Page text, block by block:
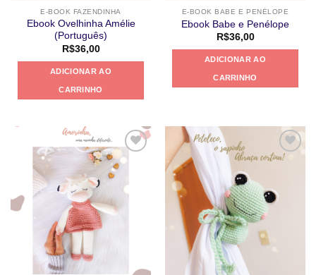
E-BOOK FAZENDINHA
Ebook Ovelhinha Amélie
(Português)
R$36,00
ADICIONAR AO
CARRINHO
E-BOOK BABE E PENÉLOPE
Ebook Babe e Penélope
R$36,00
ADICIONAR AO
CARRINHO
Adicionar
a lista de
desejos
Adicionar
a lista de
desejos